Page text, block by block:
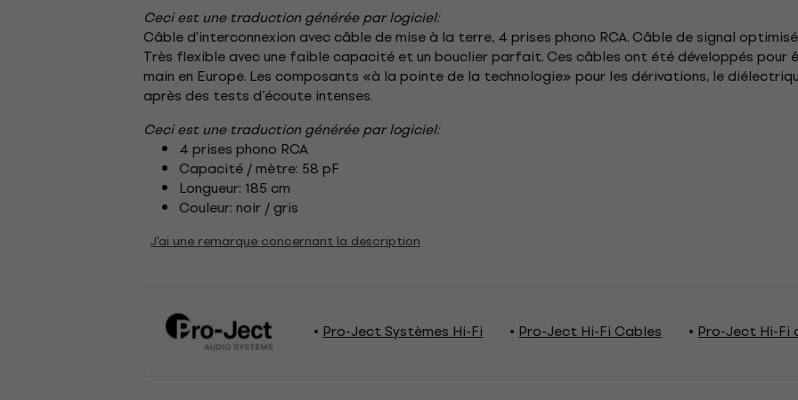
Ceci est une traduction générée par logiciel:
Câble d'interconnexion avec câble de mise à la terre, 4 prises phono RCA. Câble de signal
Très flexible avec une faible capacité et un bouclier parfait. Ces câbles ont été développés
main en Europe. Les composants «à la pointe de la technologie» pour les dérivations, le
après des tests d’écoute intenses.
Ceci est une traduction générée par logiciel:
4 prises phono RCA
Capacité / mètre: 58 pF
Longueur: 185 cm
Couleur: noir / gris
J'ai une remarque concernant la description
Pro-Ject Systèmes Hi-Fi Pro-Ject Hi-Fi Cables Pro-Ject Hi-Fi